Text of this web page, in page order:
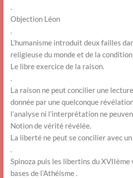
.
Objection Léon
.
L’humanisme introduit deux failles
religieuse du monde et de la
Le libre exercice de la raison.
.
La raison ne peut concilier une
donnée par une quelconque
l’analyse ni l’interprétation ne
Notion de vérité révélée.
La liberté ne peut se concilier avec
.
Spinoza puis les libertins du
bases de l’Athéisme .